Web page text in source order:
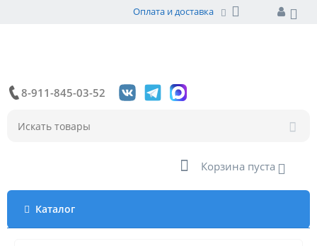
Оплата и доставка
8-911-845-03-52
Корзина пуста
Каталог